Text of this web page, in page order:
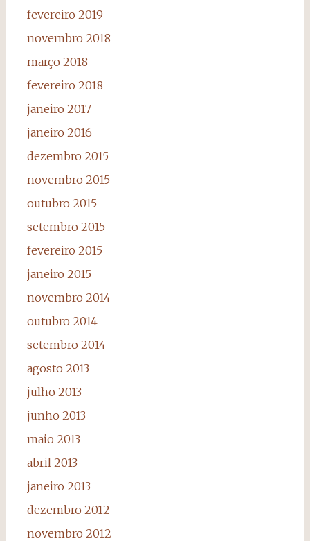
fevereiro 2019
novembro 2018
março 2018
fevereiro 2018
janeiro 2017
janeiro 2016
dezembro 2015
novembro 2015
outubro 2015
setembro 2015
fevereiro 2015
janeiro 2015
novembro 2014
outubro 2014
setembro 2014
agosto 2013
julho 2013
junho 2013
maio 2013
abril 2013
janeiro 2013
dezembro 2012
novembro 2012